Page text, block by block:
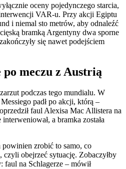
oceny pojedynczego starcia,
VAR-u. Przy akcji Egiptu
i niemal sto metrów, aby odnaleźć
bramką Argentyny dwa sporne
się nawet podejściem
po meczu z Austrią
podczas tego mundialu. W
padł po akcji, którą –
faul Alexisa Mac Allistera na
a bramka została
zrobić to samo, co
obejrzeć sytuację. Zobaczyłby
na Schlagerze – mówił